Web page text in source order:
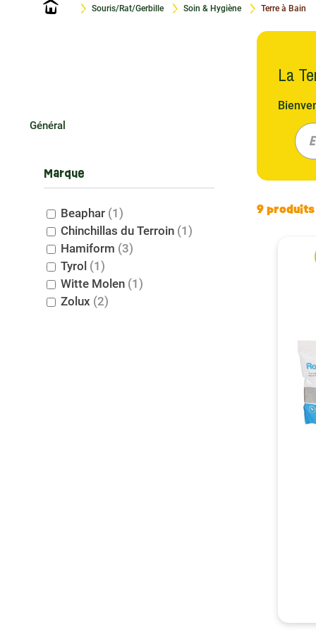
Accueil Souris/Rat/Gerbille Soin & Hygiène Terre à Bain
Général
Marque
Beaphar (1)
Chinchillas du Terroin (1)
Hamiform (3)
Tyrol (1)
Witte Molen (1)
Zolux (2)
La
Le
ainsi
La
Un
avec
les
peut
Chez
9 produits